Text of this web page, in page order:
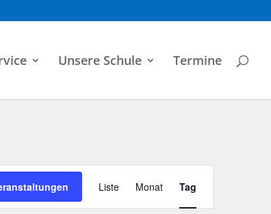
Unsere Schule Termine
Veranstaltung
Ansichten-
Navigation
Liste Monat Tag